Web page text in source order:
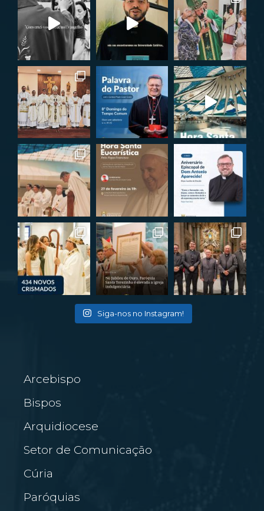
Siga-nos no Instagram!
Arcebispo
Bispos
Arquidiocese
Setor de Comunicação
Cúria
Paróquias